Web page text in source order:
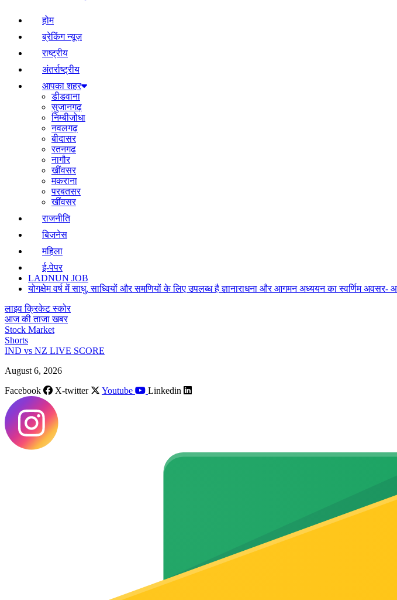
होम
ब्रेकिंग न्यूज़
राष्ट्रीय
अंतर्राष्ट्रीय
आपका शहर
डीडवाना
सुजानगढ़
निम्बीजोधा
नवलगढ़
बीदासर
रतनगढ
नागौर
खींवसर
मकराना
परबतसर
खींवसर
राजनीति
बिज़नेस
महिला
ई-पेपर
LADNUN JOB
योगक्षेम वर्ष में साधु, साध्वियों और समणियों के लिए उपलब्ध है ज्ञानाराधना और आगमन अध्ययन का स्वर्णिम
लाइव क्रिकेट स्कोर
आज की ताजा खबर
Stock Market
Shorts
IND vs NZ LIVE SCORE
August 6, 2026
Facebook
X-twitter Youtube Linkedin